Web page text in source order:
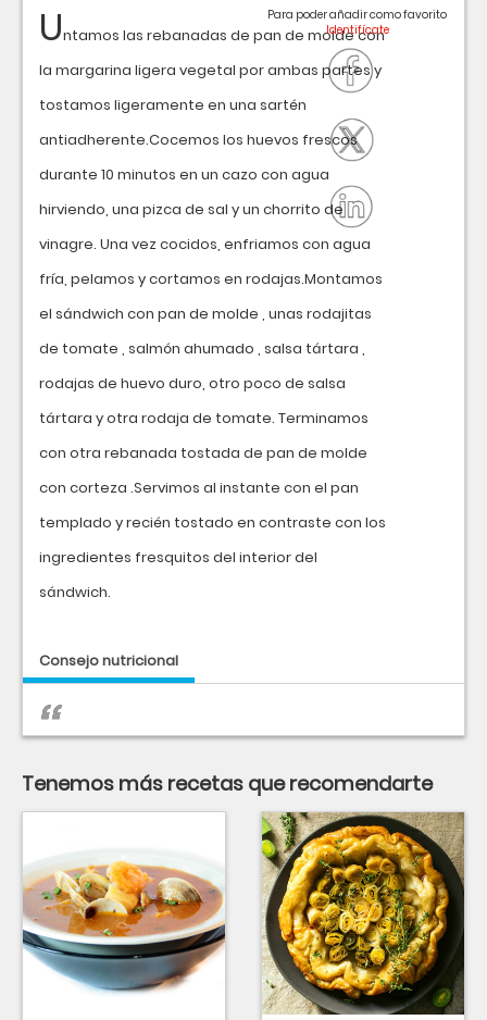
Untamos las rebanadas de pan de molde con
la margarina ligera vegetal por ambas partes y
tostamos ligeramente en una sartén
antiadherente.Cocemos los huevos frescos
durante 10 minutos en un cazo con agua
hirviendo, una pizca de sal y un chorrito de
vinagre. Una vez cocidos, enfriamos con agua
fría, pelamos y cortamos en rodajas.Montamos
el sándwich con pan de molde , unas rodajitas
de tomate , salmón ahumado , salsa tártara ,
rodajas de huevo duro, otro poco de salsa
tártara y otra rodaja de tomate. Terminamos
con otra rebanada tostada de pan de molde
con corteza .Servimos al instante con el pan
templado y recién tostado en contraste con los
ingredientes fresquitos del interior del
sándwich.
Consejo nutricional
Para poder añadir como favorito
Tenemos más recetas que recomendarte